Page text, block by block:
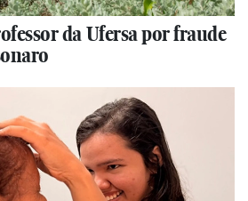
da Ufersa por fraude